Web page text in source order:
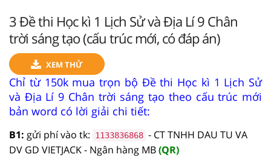
3 Đề thi Học kì 1 Lịch Sử và Địa Lí 9 Chân
trời sáng tạo (cấu trúc mới, có đáp án)
XEM THỬ
Chỉ từ 150k mua trọn bộ Đề thi Học kì 1 Lịch Sử
và Địa Lí 9 Chân trời sáng tạo theo cấu trúc mới
bản word có lời giải chi tiết:
B1: gửi phí vào tk: 1133836868 - CT TNHH DAU TU VA
DV GD VIETJACK - Ngân hàng MB(QR)